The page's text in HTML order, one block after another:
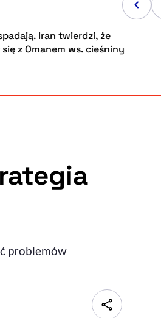
się w nowym oknie
Zgłoś problem
twierdzi, że
ws. cieśniny
problemów